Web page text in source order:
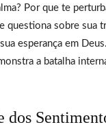
Por que te
questiona sobre sua
esperança em
a batalha
dos